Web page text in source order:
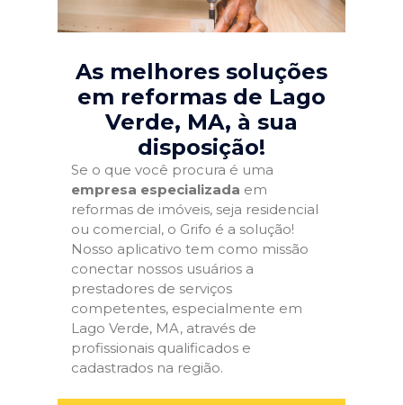
As melhores soluções
em reformas de Lago
Verde, MA, à sua
disposição!
Se o que você procura é uma
empresa especializada em
reformas de imóveis, seja residencial
ou comercial, o Grifo é a solução!
Nosso aplicativo tem como missão
conectar nossos usuários a
prestadores de serviços
competentes, especialmente em
Lago Verde, MA, através de
profissionais qualificados e
cadastrados na região.